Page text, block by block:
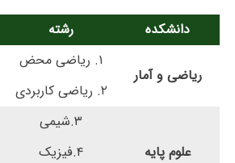
دانشکده رشته
ریاضی و آمار
۱. ریاضی محض
۲. ریاضی کاربردی
علوم پایه
۳.شیمی
۴.فیزیک